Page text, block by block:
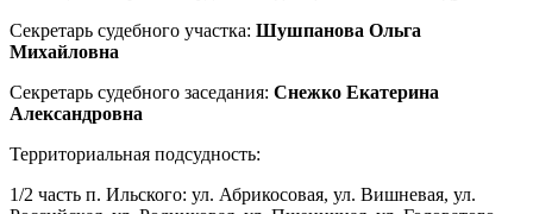
Секретарь судебного участка: Шушпанова Ольга
Михайловна
Секретарь судебного заседания: Снежко Екатерина
Александровна
Территориальная подсудность:
1/2 часть п. Ильского: ул. Абрикосовая, ул. Вишневая, ул.